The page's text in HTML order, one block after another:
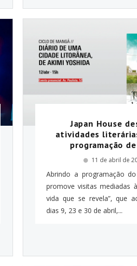
Japan House
atividades
programação
11 de abril de
Abrindo a programação
promove visitas mediadas
vida que se revela”, que
dias 9, 23 e 30 de abril,...